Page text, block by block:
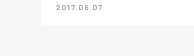
2017.06.07